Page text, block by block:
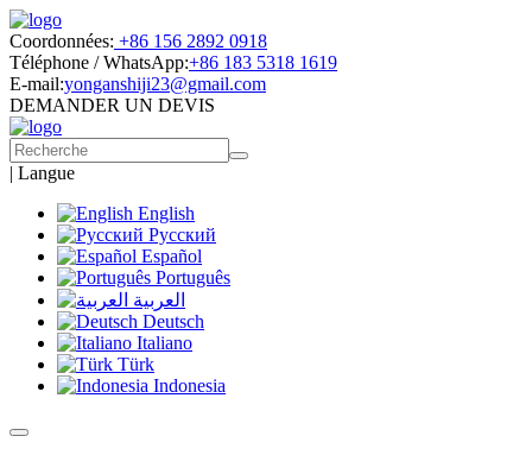
Coordonnées: +86 156 2892 0918
Téléphone / WhatsApp:+86 183 5318 1619
E-mail:yonganshiji23@gmail.com
DEMANDER UN DEVIS
| Langue
English
Русский
Español
Português
العربية
Deutsch
Italiano
Türk
Indonesia